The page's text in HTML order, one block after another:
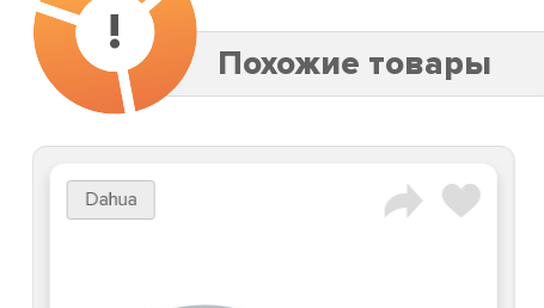
!
Похожие товары
Dahua